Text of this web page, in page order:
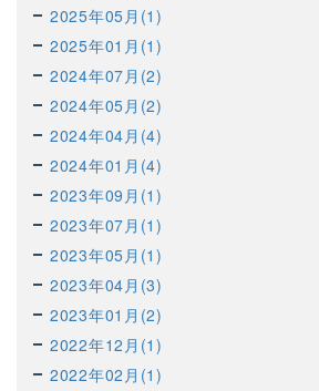
2025年05月(1)
2025年01月(1)
2024年07月(2)
2024年05月(2)
2024年04月(4)
2024年01月(4)
2023年09月(1)
2023年07月(1)
2023年05月(1)
2023年04月(3)
2023年01月(2)
2022年12月(1)
2022年02月(1)